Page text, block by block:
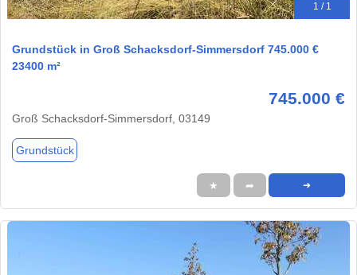
1 / 1
Grundstück in Groß Schacksdorf-Simmersdorf 745.000 €
23400 m²
745.000 €
Groß Schacksdorf-Simmersdorf, 03149
Grundstück
★ ➦ ➜